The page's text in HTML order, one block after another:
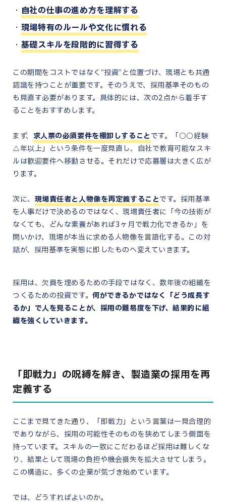
自社の仕事の進め方を理解する
現場特有のルールや文化に慣れる
基礎スキルを段階的に習得する
この期間をコストではなく“投資”と位置づけ、現場とも共通
認識を持つことが重要です。そのうえで、採用基準そのもの
も見直す必要があります。具体的には、次の2点から着手す
ることをおすすめします。
まず、 求人票の必須要件を棚卸しすることです。「○○経験
△年以上」という条件を一度見直し、自社で教育可能なスキ
ルは歓迎要件へ移動させる。それだけで応募層は大きく広が
ります。
次に、 現場責任者と人物像を再定義することです。採用基準
を人事だけで決めるのではなく、現場責任者に「今の技術が
なくても、どんな素養があれば3ヶ月で戦力化できるか」を
問いかけ、現場が本当に求める人物像を言語化する。この対
話が、採用基準を実態に即したものへ変えていきます。
採用は、欠員を埋めるための手段ではなく、数年後の組織を
つくるための投資です。何ができるかではなく「どう成長す
るか」で人を見ることが、採用の難易度を下げ、結果的に組
織を強くしていきます。
「即戦力」の呪縛を解き、製造業の採用を再
定義する
ここまで見てきた通り、「即戦力」という言葉は一見合理的
でありながら、採用の可能性そのものを狭めてしまう側面を
持っています。スキルの一致にこだわるほど採用は難しくな
り、結果として現場の負担や機会損失を拡大させてしまう。
この構造に、多くの企業が気づき始めています。
では、どうすればよいのか。